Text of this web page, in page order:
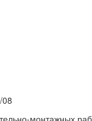
монтажных